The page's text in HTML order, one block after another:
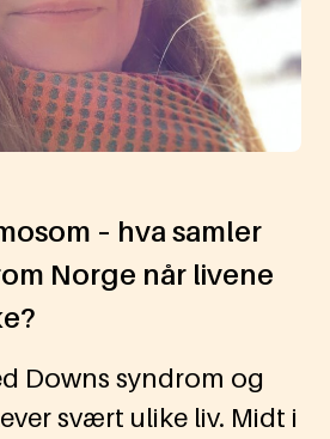
– hva samler
Norge når livene
Downs syndrom og
svært ulike liv. Midt i